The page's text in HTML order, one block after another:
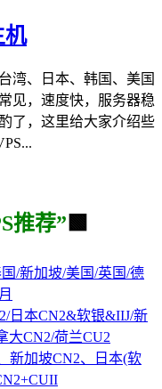
机
湾、日本、韩国、美国
见，速度快，服务器稳
了，这里给大家介绍些
推荐” 🟩
/新加坡/美国/英国/德
日本CN2&软银&IIJ/新
大CN2/荷兰CU2
新加坡CN2、日本(软